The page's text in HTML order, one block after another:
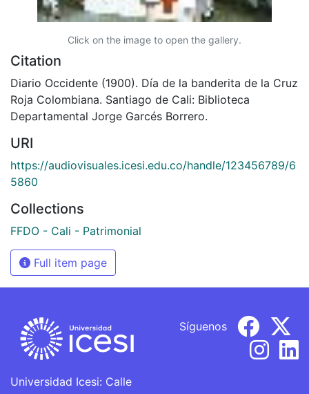
Click on the image to open the gallery.
Citation
Diario Occidente (1900). Día de la banderita de la Cruz
Roja Colombiana. Santiago de Cali: Biblioteca
Departamental Jorge Garcés Borrero.
URI
https://audiovisuales.icesi.edu.co/handle/123456789/6
5860
Collections
FFDO - Cali - Patrimonial
Full item page
Universidad Icesi: Calle
Síguenos